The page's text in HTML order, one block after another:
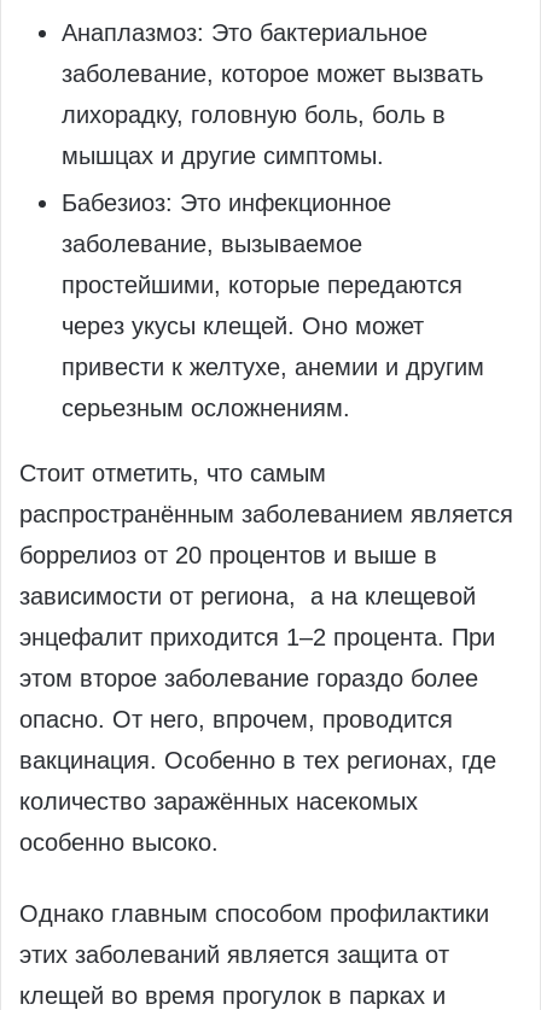
Анаплазмоз: Это бактериальное
заболевание, которое может вызвать
лихорадку, головную боль, боль в
мышцах и другие симптомы.
Бабезиоз: Это инфекционное
заболевание, вызываемое
простейшими, которые передаются
через укусы клещей. Оно может
привести к желтухе, анемии и другим
серьезным осложнениям.
Стоит отметить, что самым
распространённым заболеванием является
боррелиоз от 20 процентов и выше в
зависимости от региона, а на клещевой
энцефалит приходится 1–2 процента. При
этом второе заболевание гораздо более
опасно. От него, впрочем, проводится
вакцинация. Особенно в тех регионах, где
количество заражённых насекомых
особенно высоко.
Однако главным способом профилактики
этих заболеваний является защита от
клещей во время прогулок в парках и